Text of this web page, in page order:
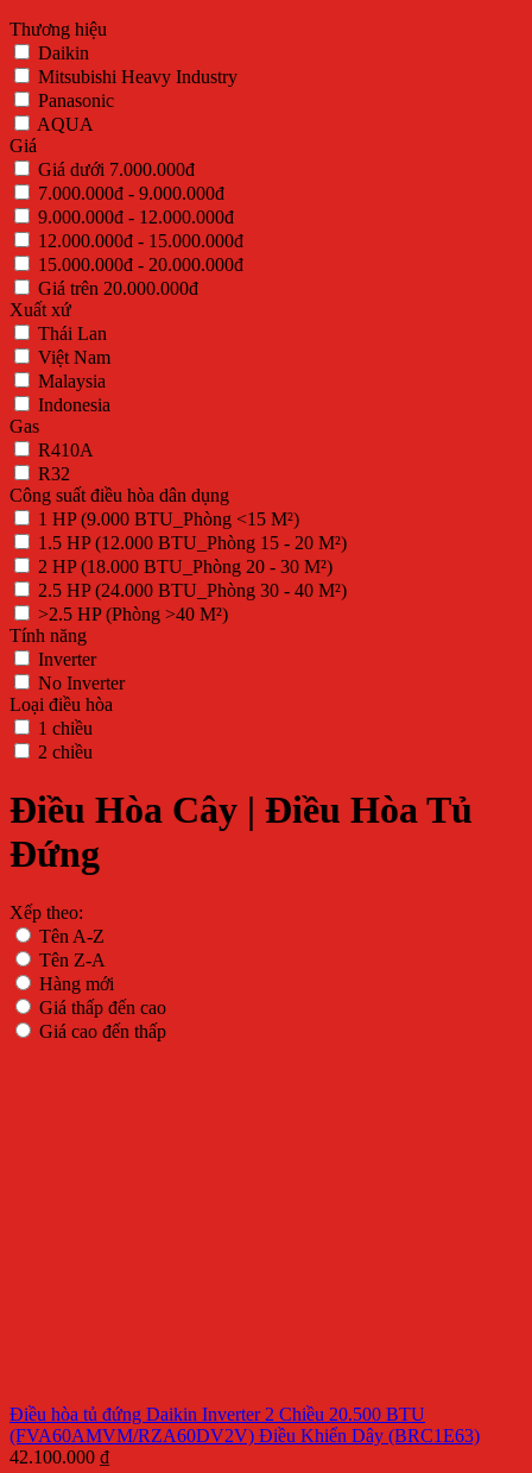
Thương hiệu
Daikin
Mitsubishi Heavy Industry
Panasonic
AQUA
Giá
Giá dưới 7.000.000đ
7.000.000đ - 9.000.000đ
9.000.000đ - 12.000.000đ
12.000.000đ - 15.000.000đ
15.000.000đ - 20.000.000đ
Giá trên 20.000.000đ
Xuất xứ
Thái Lan
Việt Nam
Malaysia
Indonesia
Gas
R410A
R32
Công suất điều hòa dân dụng
1 HP (9.000 BTU_Phòng <15 M²)
1.5 HP (12.000 BTU_Phòng 15 - 20 M²)
2 HP (18.000 BTU_Phòng 20 - 30 M²)
2.5 HP (24.000 BTU_Phòng 30 - 40 M²)
>2.5 HP (Phòng >40 M²)
Tính năng
Inverter
No Inverter
Loại điều hòa
1 chiều
2 chiều
Điều Hòa Cây | Điều Hòa Tủ
Đứng
Xếp theo:
Tên A-Z
Tên Z-A
Hàng mới
Giá thấp đến cao
Giá cao đến thấp
Điều hòa tủ đứng Daikin Inverter 2 Chiều 20.500 BTU
(FVA60AMVM/RZA60DV2V) Điều Khiển Dây (BRC1E63)
42.100.000 ₫